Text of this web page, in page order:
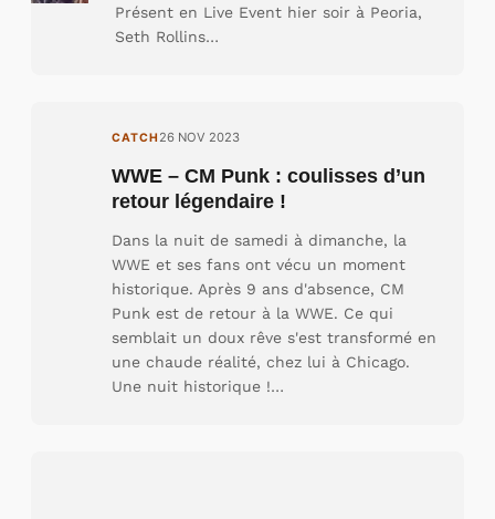
Présent en Live Event hier soir à Peoria,
Seth Rollins…
CATCH 26 NOV 2023
WWE – CM Punk : coulisses d’un
retour légendaire !
Dans la nuit de samedi à dimanche, la
WWE et ses fans ont vécu un moment
historique. Après 9 ans d'absence, CM
Punk est de retour à la WWE. Ce qui
semblait un doux rêve s'est transformé en
une chaude réalité, chez lui à Chicago.
Une nuit historique !…